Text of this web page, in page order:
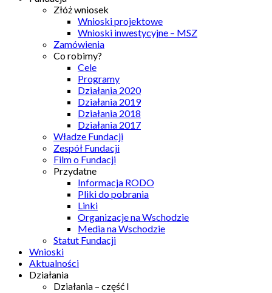
Złóż wniosek
Wnioski projektowe
Wnioski inwestycyjne – MSZ
Zamówienia
Co robimy?
Cele
Programy
Działania 2020
Działania 2019
Działania 2018
Działania 2017
Władze Fundacji
Zespół Fundacji
Film o Fundacji
Przydatne
Informacja RODO
Pliki do pobrania
Linki
Organizacje na Wschodzie
Media na Wschodzie
Statut Fundacji
Wnioski
Aktualności
Działania
Działania – część I